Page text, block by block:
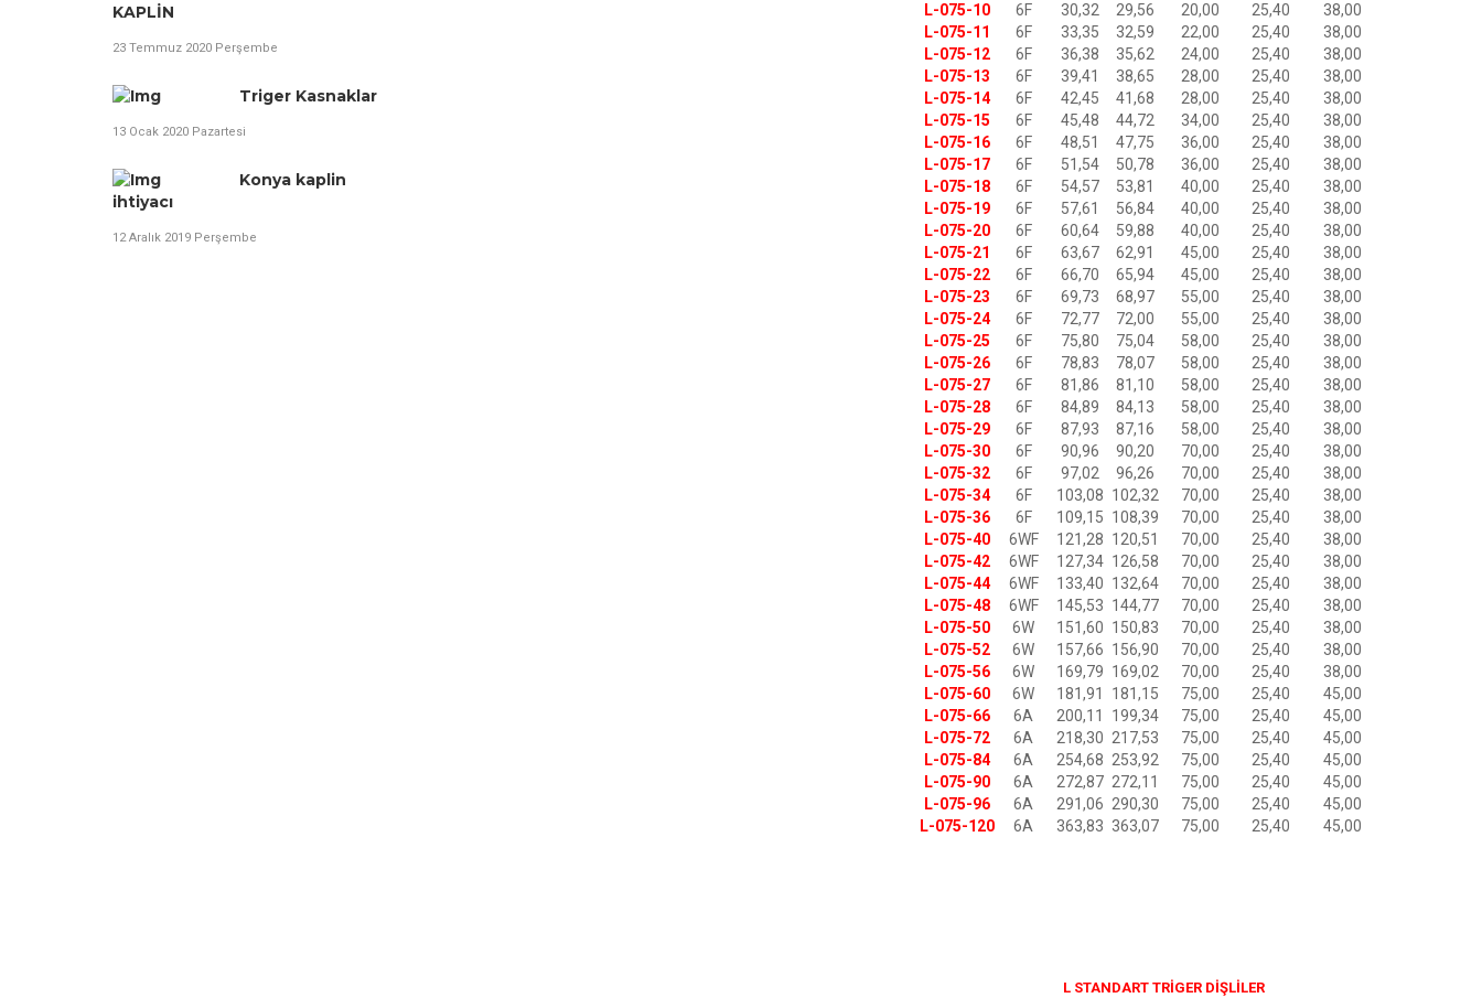
KAPLİN
23 Temmuz 2020 Perşembe
Triger Kasnaklar
13 Ocak 2020 Pazartesi
Konya kaplin
ihtiyacı
12 Aralık 2019 Perşembe
L-075-10 6F 30,32 29,56 20,00 25,40
38,00
L-075-11
6F 33,35 32,59 22,00 25,40
38,00
L-075-12
6F 36,38 35,62 24,00 25,40
38,00
L-075-13
6F 39,41 38,65 28,00 25,40
38,00
L-075-14
6F 42,45 41,68 28,00 25,40
38,00
L-075-15
6F 45,48 44,72 34,00 25,40
38,00
L-075-16
6F 48,51 47,75 36,00 25,40
38,00
L-075-17
6F 51,54 50,78 36,00 25,40
38,00
L-075-18
6F 54,57 53,81 40,00 25,40
38,00
L-075-19
6F 57,61 56,84 40,00 25,40
38,00
L-075-20
6F 60,64 59,88 40,00 25,40
38,00
L-075-21
6F 63,67 62,91 45,00 25,40
38,00
L-075-22
6F 66,70 65,94 45,00 25,40
38,00
L-075-23
6F 69,73 68,97 55,00 25,40
38,00
L-075-24
6F 72,77 72,00 55,00 25,40
38,00
L-075-25
6F 75,80 75,04 58,00 25,40
38,00
L-075-26
6F 78,83 78,07 58,00 25,40
38,00
L-075-27
6F 81,86 81,10 58,00 25,40
38,00
L-075-28
6F 84,89 84,13 58,00 25,40
38,00
L-075-29
6F 87,93 87,16 58,00 25,40
38,00
L-075-30
6F 90,96 90,20 70,00 25,40
38,00
L-075-32
6F 97,02 96,26 70,00 25,40
38,00
L-075-34
6F 103,08 102,32 70,00 25,40
38,00
L-075-36
6F 109,15 108,39 70,00 25,40
38,00
L-075-40
6WF 121,28 120,51 70,00 25,40
38,00
L-075-42
6WF 127,34 126,58 70,00 25,40
38,00
L-075-44
6WF 133,40 132,64 70,00 25,40
38,00
L-075-48
6WF 145,53 144,77 70,00 25,40
38,00
L-075-50
6W 151,60 150,83 70,00 25,40
38,00
L-075-52
6W 157,66 156,90 70,00 25,40
38,00
L-075-56
6W 169,79 169,02 70,00 25,40
38,00
L-075-60
6W 181,91 181,15 75,00 25,40
45,00
L-075-66
6A 200,11 199,34 75,00 25,40
45,00
L-075-72
6A 218,30 217,53 75,00 25,40
45,00
L-075-84
6A 254,68 253,92 75,00 25,40
45,00
L-075-90
6A 272,87 272,11 75,00 25,40
45,00
L-075-96
6A 291,06 290,30 75,00 25,40
45,00
L-075-120
6A 363,83 363,07 75,00 25,40 45,00
L STANDART TRİGER DİŞLİLER